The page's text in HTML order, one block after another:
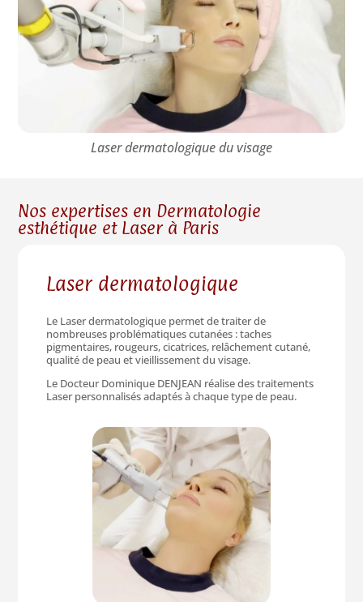
Laser dermatologique du visage
Nos expertises en Dermatologie
esthétique et Laser à Paris
Laser dermatologique
Le Laser dermatologique permet de traiter de
nombreuses problématiques cutanées : taches
pigmentaires, rougeurs, cicatrices, relâchement cutané,
qualité de peau et vieillissement du visage.
Le Docteur Dominique DENJEAN réalise des traitements
Laser personnalisés adaptés à chaque type de peau.